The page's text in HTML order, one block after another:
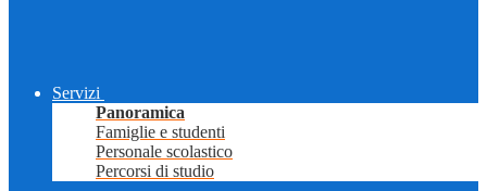
Servizi
Panoramica
Famiglie e studenti
Personale scolastico
Percorsi di studio